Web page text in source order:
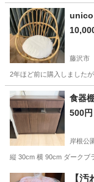
unico
藤沢市
2年ほど前に購入しました
神奈川 藤沢市 ソ
食器棚
500円
岸根公
縦 30cm 横 90cm ダークブ
神奈川 横浜市 岸
【